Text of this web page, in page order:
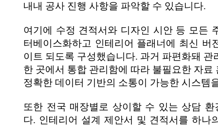
내내 공사 진행 사항을 파악할 수 있습니다.
여기에 수정 견적서와 디자인 시안 등 모든
터베이스화하고 인테리어 플래너에 최신 버
이트 되도록 구성했습니다. 과거 파편화돼 관
한 곳에서 통합 관리함에 따라 불필요한 자료
정확한 데이터 기반의 소통이 가능한 시스템
또한 전국 매장별로 상이할 수 있는 상담 환
다. 인테리어 설계 제안서 및 견적서를 하나